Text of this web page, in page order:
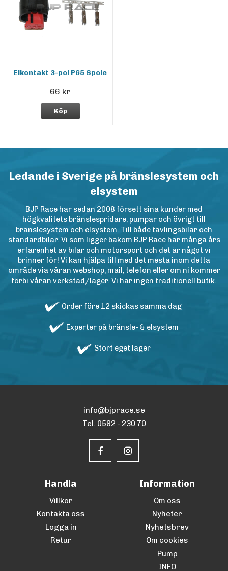
Elkontakt 3-pol P65 Spole
66 kr
Köp
Ledande i Sverige på bränslesystem och
elsystem
BJP Race har sedan 2008 försett sina kunder med
högkvalitets bränslespridare, pumpar och övrigt till
bränslesystem och elsystem. Till både tävlingsbilar och
standardbilar. Vi som ligger bakom BJP Race har många års
erfarenhet av bilar och motorsport och det är något vi
brinner för! Vi kan hjälpa till med det mesta inom detta
område via våran webshop, mail, telefon eller om ni kommer
förbi våran verkstad/lager. Vi har ingen traditionell butik.
Order före 12 skickas samma dag
Experter på bränsle- & elsystem
Stort eget lager
info@bjprace.se
Tel. 0582 - 230 70
Handla
Villkor
Kontakta oss
Logga in
Retur
Information
Om oss
Nyheter
Nyhetsbrev
Om cookies
Pump
INFO